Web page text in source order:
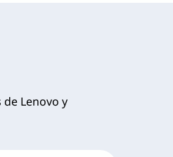
Lenovo y